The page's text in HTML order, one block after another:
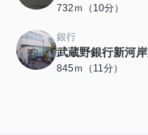
732ｍ（10分）
銀行
武蔵野銀行新河
845ｍ（11分）